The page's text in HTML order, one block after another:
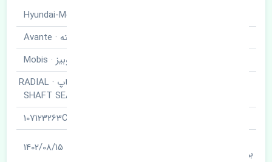
آوانته · Avante
موبیز · Mobis
کاسه نمد میل سوپاپ · RADIAL
SHAFT SEAL
107123263C
بروزرسانی قیمت
1402/08/15